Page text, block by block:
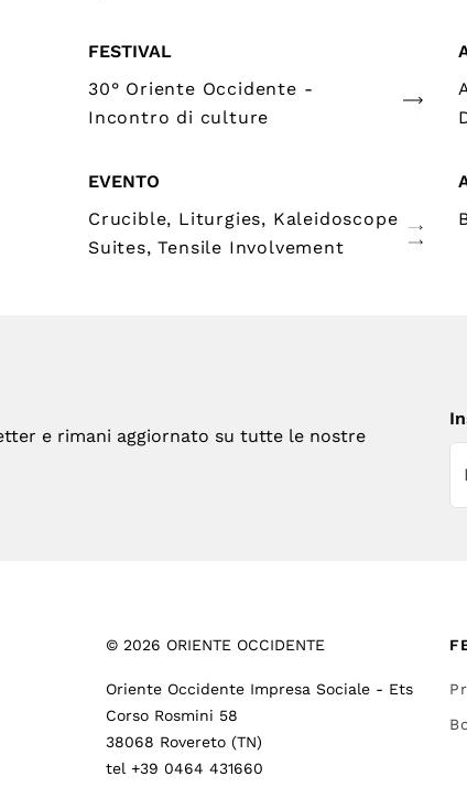
FESTIVAL
30° Oriente Occidente -
Incontro di culture
EVENTO
Crucible, Liturgies, Kaleidoscope
Suites, Tensile Involvement
e rimani aggiornato su tutte le nostre
© 2026 ORIENTE OCCIDENTE
Oriente Occidente Impresa Sociale - Ets
Corso Rosmini 58
38068 Rovereto (TN)
tel +39 0464 431660